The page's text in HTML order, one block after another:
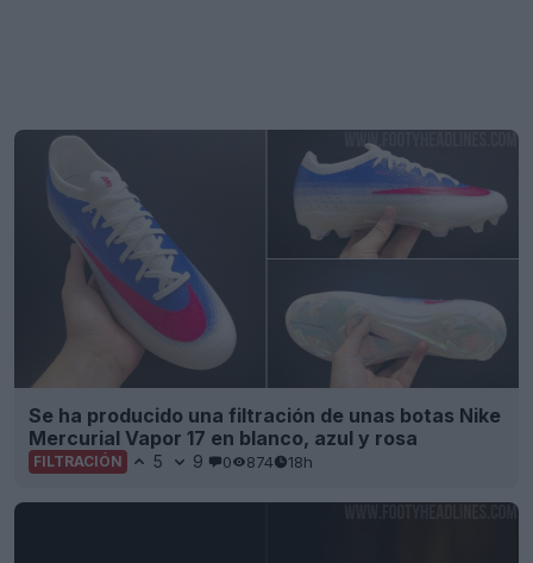
Se ha producido una filtración de unas botas Nike
Mercurial Vapor 17 en blanco, azul y rosa
FILTRACIÓN 5 9 0 874 18h